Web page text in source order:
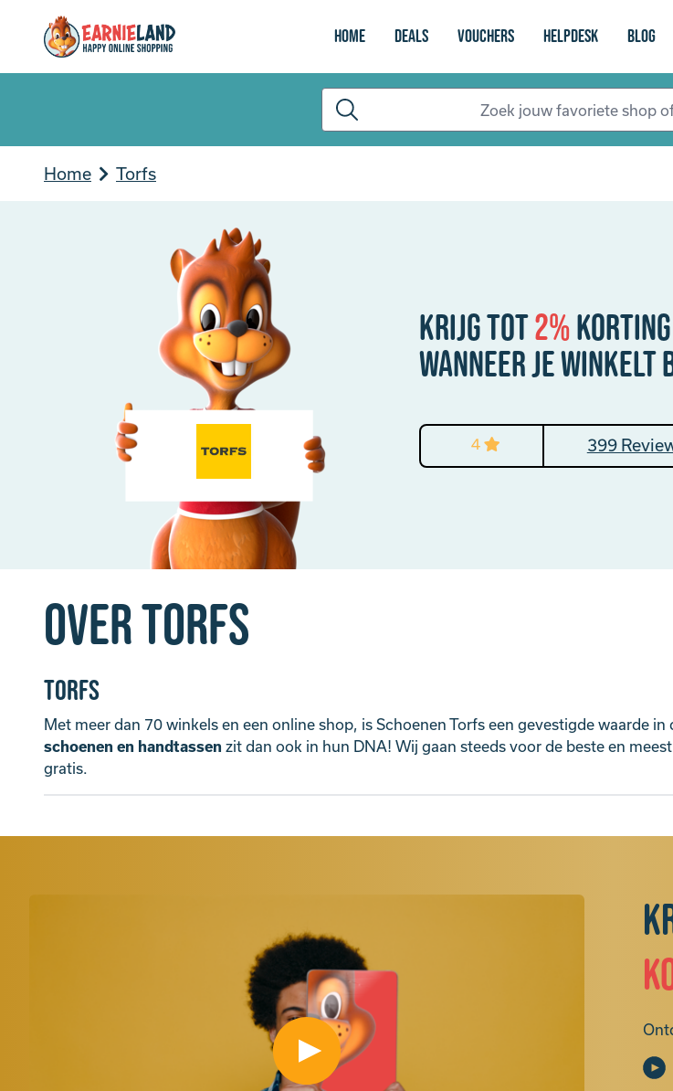
Home Deals vouchers Helpdesk Blog
Home Torfs
Krijg tot2%korting
Wanneer je winkelt
4 399
Over Torfs
Torfs
Met meer dan 70 winkels en een online shop, is Schoenen Torfs een gevestigde waarde
schoenen en handtassen zit dan ook in hun DNA! Wij gaan steeds voor de beste en
gratis.